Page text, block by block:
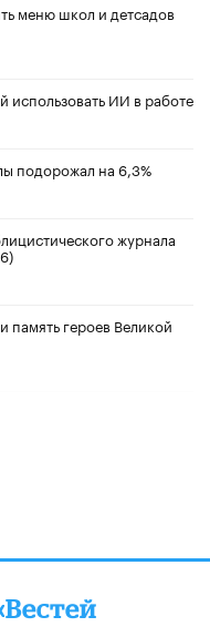
меню школ и детсадов
использовать ИИ в работе
подорожал на 6,3%
журнала
героев Великой